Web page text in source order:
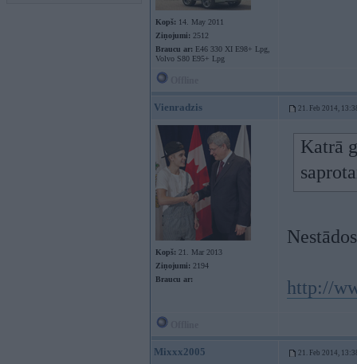
Kopš: 14. May 2011
Ziņojumi: 2512
Braucu ar: E46 330 XI E98+ Lpg,
Volvo S80 E95+ Lpg
Vienradzis 21. Feb 2014,
Kopš: 21. Mar 2013
Ziņojumi: 2194
Braucu ar:
Katrā
http://
Mixxx2005 21. Feb 2014,